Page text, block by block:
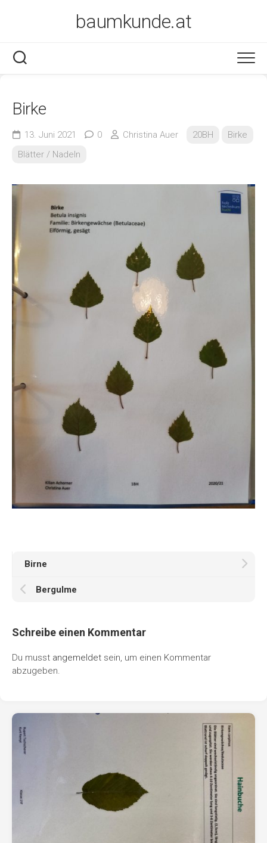
baumkunde.at
Birke
13. Juni 2021 0 Christina Auer 20BH
Birke
Blätter / Nadeln
Birne
Bergulme
Schreibe einen Kommentar
Du musst angemeldet sein, um einen Kommentar
abzugeben.